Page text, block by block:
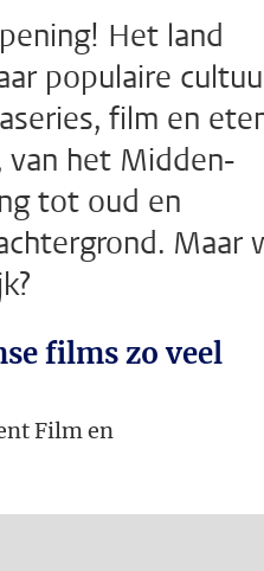
Het land
populaire
film en
van het Midden-
tot oud en
Maar
films zo veel
Film en